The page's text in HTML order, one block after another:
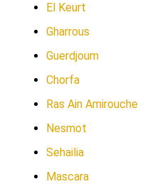
El Keurt
Gharrous
Guerdjoum
Chorfa
Ras Ain Amirouche
Nesmot
Sehailia
Mascara